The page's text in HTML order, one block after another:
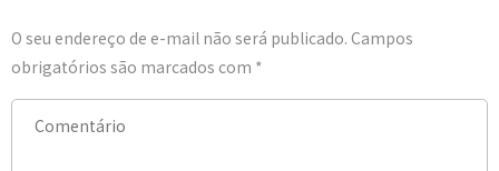
O seu endereço de e-mail não será publicado. Campos
obrigatórios são marcados com *